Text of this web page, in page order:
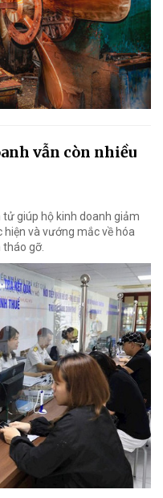
vẫn còn nhiều
giúp hộ kinh doanh giảm
và vướng mắc về hóa
gỡ.